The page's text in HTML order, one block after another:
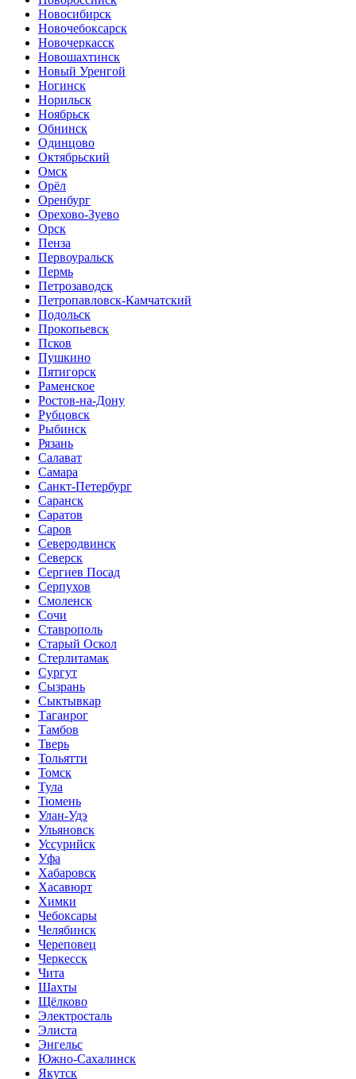
Новосибирск
Новочебоксарск
Новочеркасск
Новошахтинск
Новый Уренгой
Ногинск
Норильск
Ноябрьск
Обнинск
Одинцово
Октябрьский
Омск
Орёл
Оренбург
Орехово-Зуево
Орск
Пенза
Первоуральск
Пермь
Петрозаводск
Петропавловск-Камчатский
Подольск
Прокопьевск
Псков
Пушкино
Пятигорск
Раменское
Ростов-на-Дону
Рубцовск
Рыбинск
Рязань
Салават
Самара
Санкт-Петербург
Саранск
Саратов
Саров
Северодвинск
Северск
Сергиев Посад
Серпухов
Смоленск
Сочи
Ставрополь
Старый Оскол
Стерлитамак
Сургут
Сызрань
Сыктывкар
Таганрог
Тамбов
Тверь
Тольятти
Томск
Тула
Тюмень
Улан-Удэ
Ульяновск
Уссурийск
Уфа
Хабаровск
Хасавюрт
Химки
Чебоксары
Челябинск
Череповец
Черкесск
Чита
Шахты
Щёлково
Электросталь
Элиста
Энгельс
Южно-Сахалинск
Якутск